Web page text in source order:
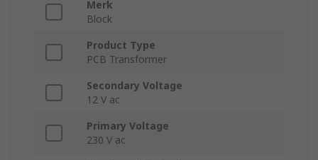
Merk
Block
Product Type
PCB Transformer
Secondary Voltage
12 V ac
Primary Voltage
230 V ac